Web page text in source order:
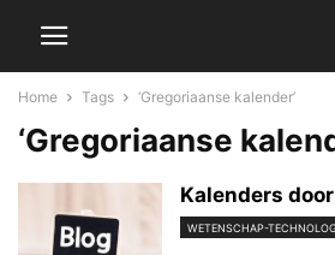
Home Tags ‘Gregoriaanse kalender’
‘Gregoriaanse
Kalenders
WETENSCHAP-